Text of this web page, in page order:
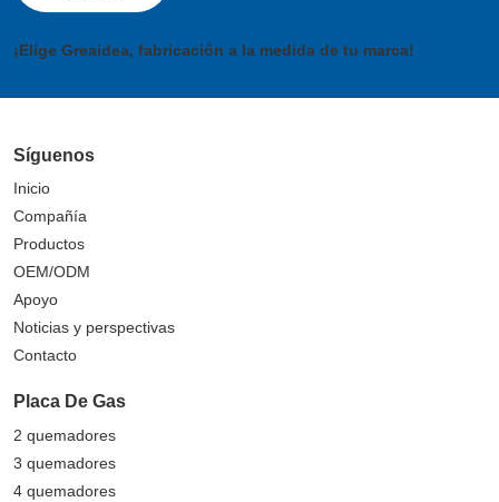
¡Elige Greaidea, fabricación a la medida de tu marca!
Síguenos
Inicio
Compañía
Productos
OEM/ODM
Apoyo
Noticias y perspectivas
Contacto
Placa De Gas
2 quemadores
3 quemadores
4 quemadores